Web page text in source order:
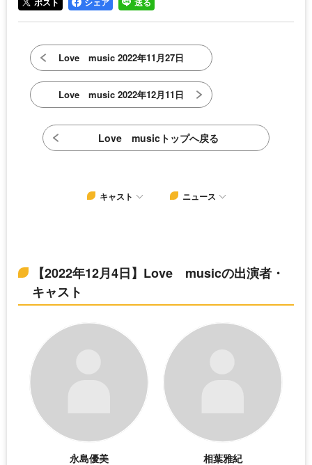
Love music 2022年11月27日
Love music 2022年12月11日
Love musicトップへ戻る
キャスト ニュース
【2022年12月4日】Love musicの出演者・
キャスト
永島優美
相葉雅紀